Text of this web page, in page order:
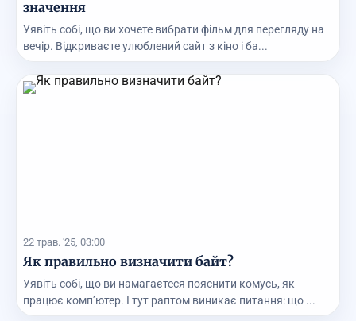
значення
Уявіть собі, що ви хочете вибрати фільм для перегляду на
вечір. Відкриваєте улюблений сайт з кіно і ба...
22 трав. '25, 03:00
Як правильно визначити байт?
Уявіть собі, що ви намагаєтеся пояснити комусь, як
працює комп’ютер. І тут раптом виникає питання: що ...